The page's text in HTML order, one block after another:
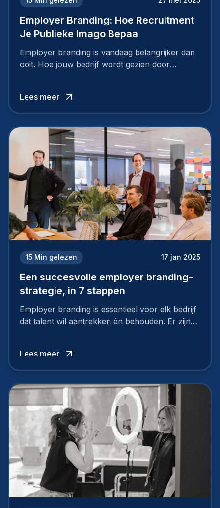
Employer Branding: Hoe Recruitment
Je Publieke Imago Bepaa
Employer branding is vandaag belangrijker dan
ooit. Hoe jouw bedrijf wordt gezien door
Lees meer
15 Min gelezen 17 jan 2025
Een succesvolle employer branding-
strategie, in 7 stappen
Employer branding is essentieel voor elk bedrijf
dat talent wil aantrekken én behouden. Er zijn
niet van vandaag op morgen. Hoe pak je dat
aan, starten met employer branding?
Lees meer